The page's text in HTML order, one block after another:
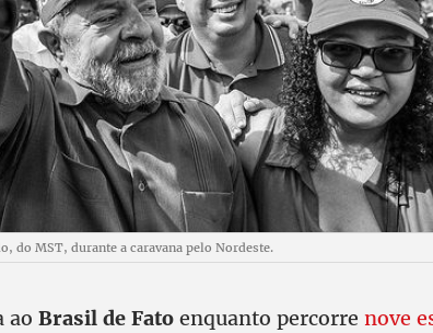
do MST, durante a caravana pelo Nordeste.
ao Brasil de Fato enquanto percorre nove